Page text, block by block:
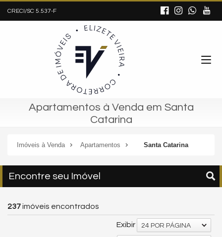
CRECI/SC 5.537-F
Apartamentos à Venda em Santa
Catarina
Imóveis à Venda Apartamentos Santa Catarina
Encontre seu Imóvel
237imóveis encontrados
Exibir 24 POR PÁGINA